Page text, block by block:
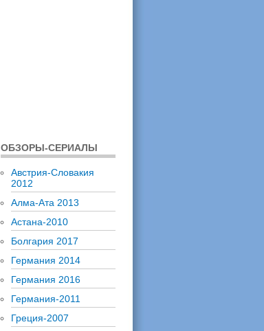
ОБЗОРЫ-СЕРИАЛЫ
Австрия-Словакия
2012
Алма-Ата 2013
Астана-2010
Болгария 2017
Германия 2014
Германия 2016
Германия-2011
Греция-2007